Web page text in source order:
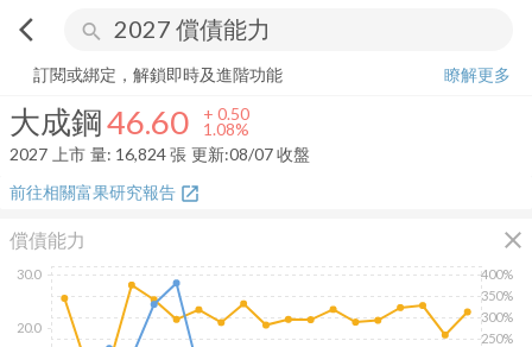
arrow_back_ios search
大成鋼 46.60 + 1.08%
訂閱或綁定，解鎖即時及進階功能
瞭解更多
大成鋼46.60 + 0.50
1.08%
2027 上市 量: 16,824張 更新:08/07 收盤
前往相關富果研究報告 open_in_new
償債能力 close
250%
300%
350%
400%
20.0
30.0